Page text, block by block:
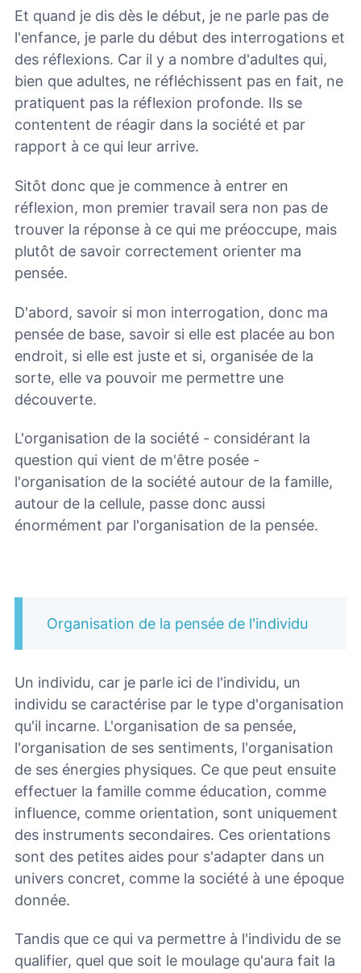
Et quand je dis dès le début, je ne parle pas de
l'enfance, je parle du début des interrogations et
des réflexions. Car il y a nombre d'adultes qui,
bien que adultes, ne réfléchissent pas en fait, ne
pratiquent pas la réflexion profonde. Ils se
contentent de réagir dans la société et par
rapport à ce qui leur arrive.
Sitôt donc que je commence à entrer en
réflexion, mon premier travail sera non pas de
trouver la réponse à ce qui me préoccupe, mais
plutôt de savoir correctement orienter ma
pensée.
D'abord, savoir si mon interrogation, donc ma
pensée de base, savoir si elle est placée au bon
endroit, si elle est juste et si, organisée de la
sorte, elle va pouvoir me permettre une
découverte.
L'organisation de la société - considérant la
question qui vient de m'être posée -
l'organisation de la société autour de la famille,
autour de la cellule, passe donc aussi
énormément par l'organisation de la pensée.
Organisation de la pensée de l'individu
Un individu, car je parle ici de l'individu, un
individu se caractérise par le type d'organisation
qu'il incarne. L'organisation de sa pensée,
l'organisation de ses sentiments, l'organisation
de ses énergies physiques. Ce que peut ensuite
effectuer la famille comme éducation, comme
influence, comme orientation, sont uniquement
des instruments secondaires. Ces orientations
sont des petites aides pour s'adapter dans un
univers concret, comme la société à une époque
donnée.
Tandis que ce qui va permettre à l'individu de se
qualifier, quel que soit le moulage qu'aura fait la